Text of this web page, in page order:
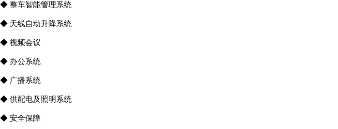
◆ 整车智能管理系统
◆ 天线自动升降系统
◆ 视频会议
◆ 办公系统
◆ 广播系统
◆ 供配电及照明系统
◆ 安全保障